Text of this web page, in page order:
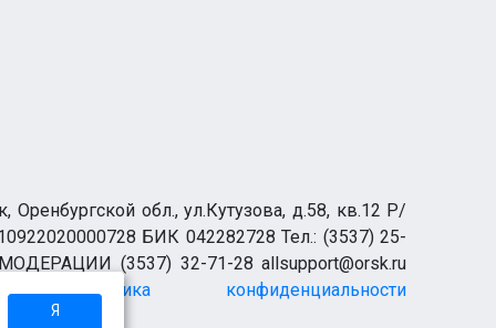
обл., ул.Кутузова, д.58, кв.12 Р/
БИК 042282728 Тел.: (3537) 25-
(3537) 32-71-28 allsupport@orsk.ru
Политика конфиденциальности
Я